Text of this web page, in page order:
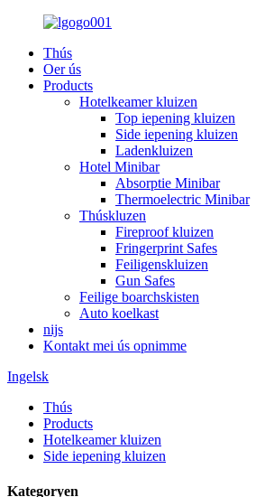
Thús
Oer ús
Products
Hotelkeamer kluizen
Top iepening kluizen
Side iepening kluizen
Ladenkluizen
Hotel Minibar
Absorptie Minibar
Thermoelectric Minibar
Thúskluzen
Fireproof kluizen
Fringerprint Safes
Feiligenskluizen
Gun Safes
Feilige boarchskisten
Auto koelkast
nijs
Kontakt mei ús opnimme
Ingelsk
Thús
Products
Hotelkeamer kluizen
Side iepening kluizen
Kategoryen